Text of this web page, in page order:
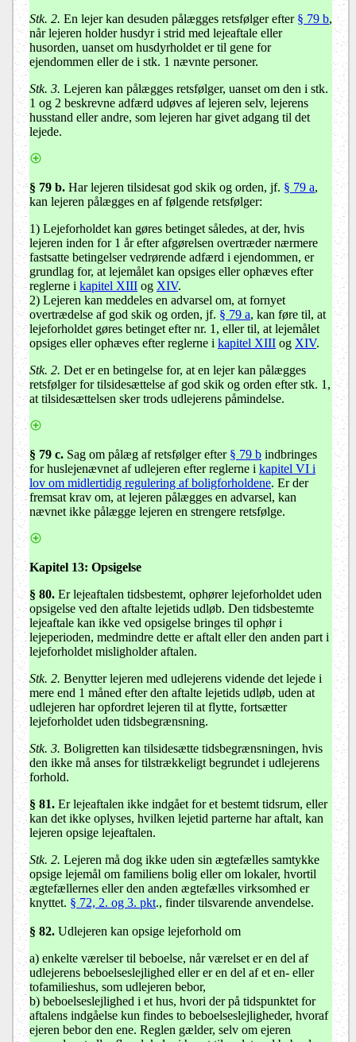
Stk. 2. En lejer kan desuden pålægges retsfølger efter § 79 b,
når lejeren holder husdyr i strid med lejeaftale eller
husorden, uanset om husdyrholdet er til gene for
ejendommen eller de i stk. 1 nævnte personer.
Stk. 3. Lejeren kan pålægges retsfølger, uanset om den i stk.
1 og 2 beskrevne adfærd udøves af lejeren selv, lejerens
husstand eller andre, som lejeren har givet adgang til det
lejede.
§ 79 b. Har lejeren tilsidesat god skik og orden, jf. § 79 a,
kan lejeren pålægges en af følgende retsfølger:
1) Lejeforholdet kan gøres betinget således, at der, hvis
lejeren inden for 1 år efter afgørelsen overtræder nærmere
fastsatte betingelser vedrørende adfærd i ejendommen, er
grundlag for, at lejemålet kan opsiges eller ophæves efter
reglerne i kapitel XIII og XIV.
2) Lejeren kan meddeles en advarsel om, at fornyet
overtrædelse af god skik og orden, jf. § 79 a, kan føre til, at
lejeforholdet gøres betinget efter nr. 1, eller til, at lejemålet
opsiges eller ophæves efter reglerne i kapitel XIII og XIV.
Stk. 2. Det er en betingelse for, at en lejer kan pålægges
retsfølger for tilsidesættelse af god skik og orden efter stk. 1,
at tilsidesættelsen sker trods udlejerens påmindelse.
§ 79 c. Sag om pålæg af retsfølger efter § 79 b indbringes
for huslejenævnet af udlejeren efter reglerne i kapitel VI i
lov om midlertidig regulering af boligforholdene. Er der
fremsat krav om, at lejeren pålægges en advarsel, kan
nævnet ikke pålægge lejeren en strengere retsfølge.
Kapitel 13: Opsigelse
§ 80. Er lejeaftalen tidsbestemt, ophører lejeforholdet uden
opsigelse ved den aftalte lejetids udløb. Den tidsbestemte
lejeaftale kan ikke ved opsigelse bringes til ophør i
lejeperioden, medmindre dette er aftalt eller den anden part i
lejeforholdet misligholder aftalen.
Stk. 2. Benytter lejeren med udlejerens vidende det lejede i
mere end 1 måned efter den aftalte lejetids udløb, uden at
udlejeren har opfordret lejeren til at flytte, fortsætter
lejeforholdet uden tidsbegrænsning.
Stk. 3. Boligretten kan tilsidesætte tidsbegrænsningen, hvis
den ikke må anses for tilstrækkeligt begrundet i udlejerens
forhold.
§ 81. Er lejeaftalen ikke indgået for et bestemt tidsrum, eller
kan det ikke oplyses, hvilken lejetid parterne har aftalt, kan
lejeren opsige lejeaftalen.
Stk. 2. Lejeren må dog ikke uden sin ægtefælles samtykke
opsige lejemål om familiens bolig eller om lokaler, hvortil
ægtefællernes eller den anden ægtefælles virksomhed er
knyttet. § 72, 2. og 3. pkt., finder tilsvarende anvendelse.
§ 82. Udlejeren kan opsige lejeforhold om
a) enkelte værelser til beboelse, når værelset er en del af
udlejerens beboelseslejlighed eller er en del af et en- eller
tofamilieshus, som udlejeren bebor,
b) beboelseslejlighed i et hus, hvori der på tidspunktet for
aftalens indgåelse kun findes to beboelseslejligheder, hvoraf
ejeren bebor den ene. Reglen gælder, selv om ejeren